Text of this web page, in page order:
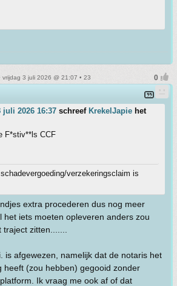
vrijdag 3 juli 2026 @ 21:07 • 23
2026 16:37 schreef KrekelJapie het
F*stiv**ls CCF
verzekeringsclaim is
extra procederen dus nog meer
het iets moeten opleveren anders zou
zitten.......
is afgewezen, namelijk dat de notaris het
heeft (zou hebben) gegooid zonder
Ik vraag me ook af of dat